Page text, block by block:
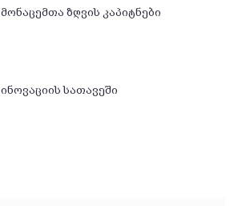
მონაცემთა ზღვის კაპიტნები
ინოვაციის სათავეში